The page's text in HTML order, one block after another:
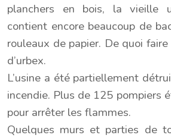
planchers en bois, la vieille
contient encore beaucoup de
rouleaux de papier. De quoi
d’urbex.
L’usine a été partiellement
incendie. Plus de 125 pompiers
pour arrêter les flammes.
Quelques murs et parties de